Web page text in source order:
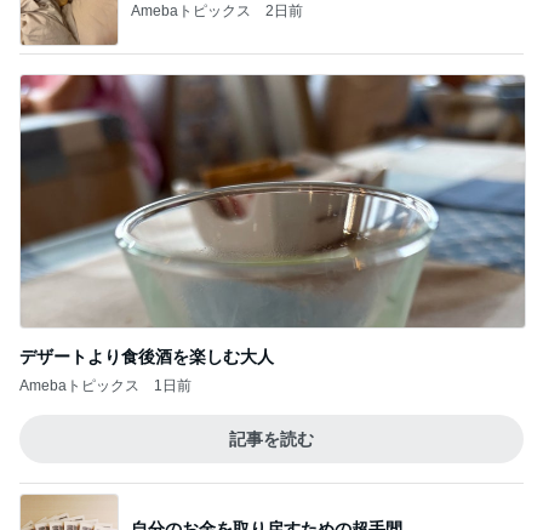
Amebaトピックス 2日前
デザートより食後酒を楽しむ大人
Amebaトピックス 1日前
記事を読む